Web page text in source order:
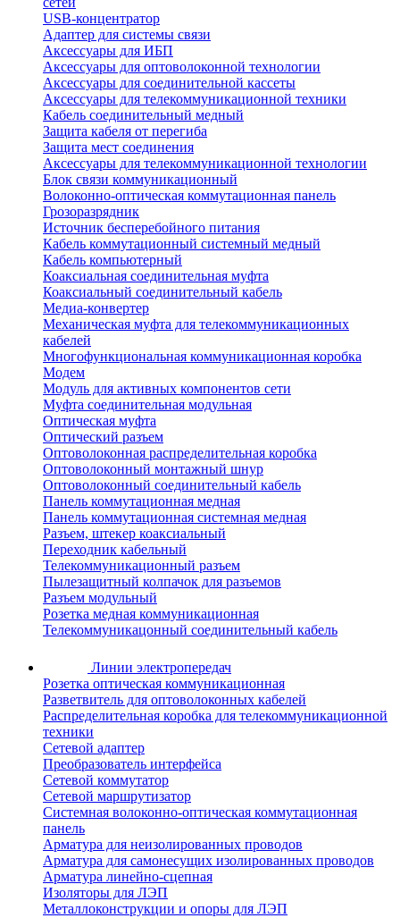
USB-концентратор
Адаптер для системы связи
Аксессуары для ИБП
Аксессуары для оптоволоконной технологии
Аксессуары для соединительной кассеты
Аксессуары для телекоммуникационной техники
Кабель соединительный медный
Защита кабеля от перегиба
Защита мест соединения
Аксессуары для телекоммуникационной технологии
Блок связи коммуникационный
Волоконно-оптическая коммутационная панель
Грозоразрядник
Источник бесперебойного питания
Кабель коммутационный системный медный
Кабель компьютерный
Коаксиальная соединительная муфта
Коаксиальный соединительный кабель
Медиа-конвертер
Механическая муфта для телекоммуникационных
кабелей
Многофункциональная коммуникационная коробка
Модем
Модуль для активных компонентов сети
Муфта соединительная модульная
Оптическая муфта
Оптический разъем
Оптоволоконная распределительная коробка
Оптоволоконный монтажный шнур
Оптоволоконный соединительный кабель
Панель коммутационная медная
Панель коммутационная системная медная
Разъем, штекер коаксиальный
Переходник кабельный
Телекоммуникационный разъем
Пылезащитный колпачок для разъемов
Разъем модульный
Розетка медная коммуникационная
Телекоммуникацонный соединительный кабель
Линии электропередач
Розетка оптическая коммуникационная
Разветвитель для оптоволоконных кабелей
Распределительная коробка для телекоммуникационной
техники
Сетевой адаптер
Преобразователь интерфейса
Сетевой коммутатор
Сетевой маршрутизатор
Системная волоконно-оптическая коммутационная
панель
Арматура для неизолированных проводов
Арматура для самонесущих изолированных проводов
Арматура линейно-сцепная
Изоляторы для ЛЭП
Металлоконструкции и опоры для ЛЭП